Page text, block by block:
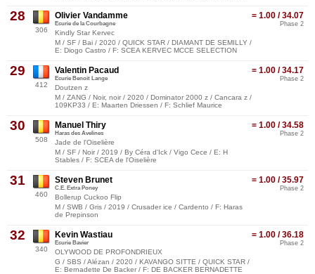
28
306
= 1.00 / 34.07
Phase 2
Olivier Vandamme
Ecurie de la Courbagne
Kindly Star Kervec
M / SF / Bai / 2020 / QUICK STAR / DIAMANT DE SEMILLY /
E: Diogo Castro / F: SCEA KERVEC MCCE SELECTION
29
412
= 1.00 / 34.17
Phase 2
Valentin Pacaud
Ecurie Benoit Lange
Doutzen z
M / ZANG / Noir, noir / 2020 / Dominator 2000 z / Cancara z /
109KP33 / E: Maarten Driessen / F: Schlief Maurice
30
508
= 1.00 / 34.58
Phase 2
Manuel Thiry
Haras des Avelines
Jade de l'Oiselière
M / SF / Noir / 2019 / By Céra d'Ick / Vigo Cece / E: H
Stables / F: SCEA de l'Oiselière
31
460
= 1.00 / 35.97
Phase 2
Steven Brunet
C.E. Extra Poney
Bollerup Cuckoo Flip
M / SWB / Gris / 2019 / Crusader ice / Cardento / F: Haras
de Prepinson
32
340
= 1.00 / 36.18
Phase 2
Kevin Wastiau
Ecurie Bavier
OLYWOOD DE PROFONDRIEUX
G / SBS / Alézan / 2020 / KAVANGO SITTE / QUICK STAR /
E: Bernadette De Backer / F: DE BACKER BERNADETTE